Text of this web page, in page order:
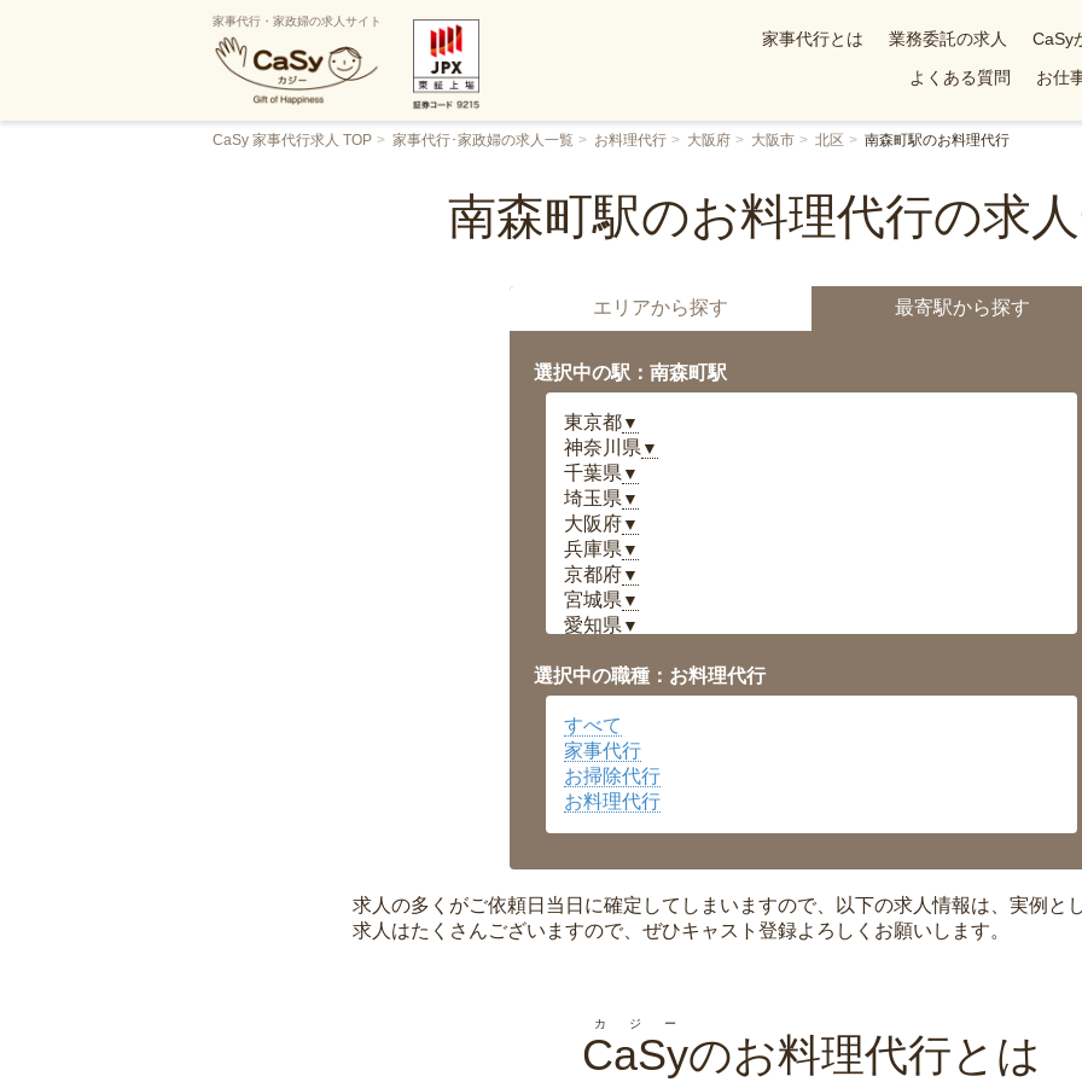
家事代行・家政婦の求人サイト
家事代行とは 業務委託の求人 CaSy
よくある質問
お仕
CaSy 家事代行求人 TOP 家事代行･家政婦の求人一覧 お料理代行 大阪府 大阪市 北区 南森町駅のお料理代行
南森町駅のお料理代行の求
エリアから探す 最寄駅から探す
選択中の駅：南森町駅
東京都▼
神奈川県 ▼
千葉県 ▼
埼玉県 ▼
大阪府▼
兵庫県 ▼
京都府▼
宮城県 ▼
愛知県 ▼
岡山県▼
広島県▼
沖縄県
選択中の職種：お料理代行
すべて
家事代行
お掃除代行
お料理代行
求人の多くがご依頼日当日に確定してしまいますので、以下の求人情報は、実例と
求人はたくさんございますので、ぜひキャスト登録よろしくお願いします。
CaSy
カジー
のお料理代行とは